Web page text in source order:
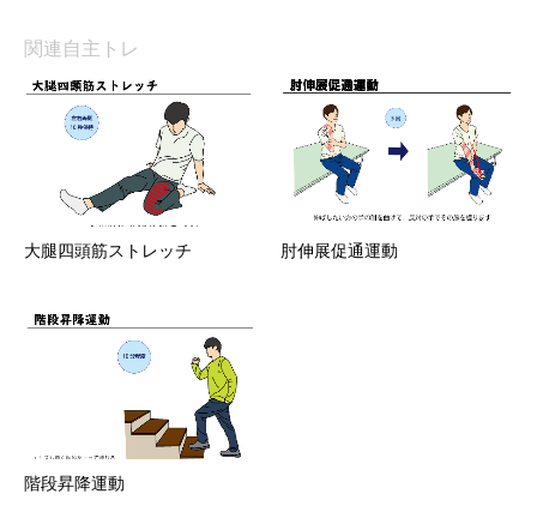
関連自主トレ
大腿四頭筋ストレッチ 肘伸展促通運動
階段昇降運動